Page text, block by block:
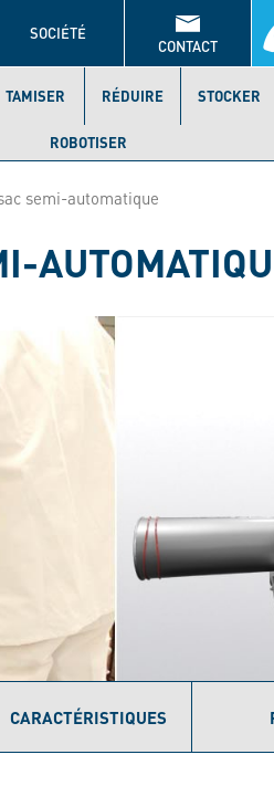
SOCIÉTÉ
CONTACT
TAMISER RÉDUIRE STOCKER
ROBOTISER
semi-automatique
CARACTÉRISTIQUES